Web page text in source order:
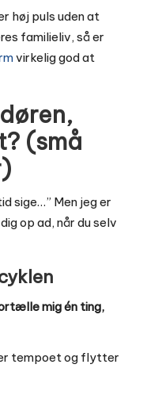
høj puls uden at
familieliv, så er
virkelig god at
(små
sige…” Men jeg er
op ad, når du selv
mig én ting,
tempoet og flytter